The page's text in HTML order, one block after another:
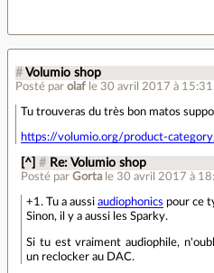
# Volumio shop
Posté par olaf le 30 avril 2017 à 15:31
Tu trouveras du très bon matos
https://volumio.org/product-
[^] # Re: Volumio shop
Posté parGorta le 30 avril 2017 à
+1. Tu a aussiaudiophonics pour ce
Sinon, il y a aussi les Sparky.
Si tu est vraiment audiophile,
un reclocker au DAC.